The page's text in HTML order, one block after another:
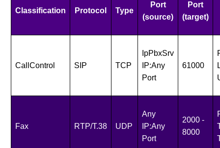
Classification Protocol Type
Port
(source)
Port
(target)
CallControl SIP TCP
IpPbxSrv
IP:Any
Port
61000
Fax RTP/T.38 UDP
Any
IP:Any
Port
2000 -
8000